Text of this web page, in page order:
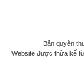
Bản quyền
Website được thừa kế